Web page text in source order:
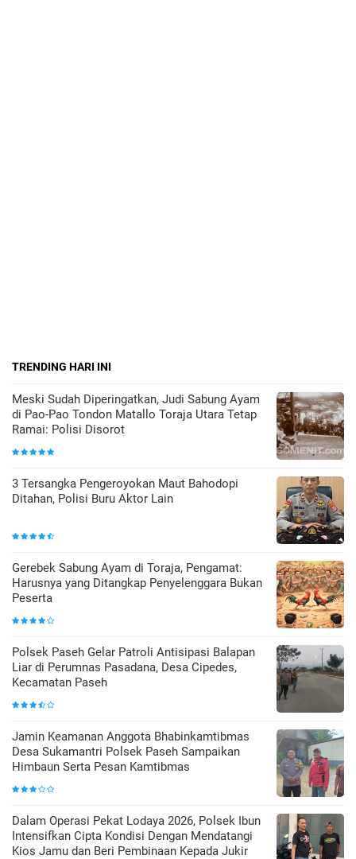
TRENDING HARI INI
Meski Sudah Diperingatkan, Judi Sabung Ayam
di Pao-Pao Tondon Matallo Toraja Utara Tetap
Ramai: Polisi Disorot
3 Tersangka Pengeroyokan Maut Bahodopi
Ditahan, Polisi Buru Aktor Lain
Gerebek Sabung Ayam di Toraja, Pengamat:
Harusnya yang Ditangkap Penyelenggara Bukan
Peserta
Polsek Paseh Gelar Patroli Antisipasi Balapan
Liar di Perumnas Pasadana, Desa Cipedes,
Kecamatan Paseh
Jamin Keamanan Anggota Bhabinkamtibmas
Desa Sukamantri Polsek Paseh Sampaikan
Himbaun Serta Pesan Kamtibmas
Dalam Operasi Pekat Lodaya 2026, Polsek Ibun
Intensifkan Cipta Kondisi Dengan Mendatangi
Kios Jamu dan Beri Pembinaan Kepada Jukir